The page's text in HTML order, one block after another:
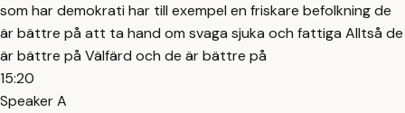
som har demokrati har till exempel en friskare befolkning de
är bättre på att ta hand om svaga sjuka och fattiga Alltså de
är bättre på Välfärd och de är bättre på
15:20
Speaker A